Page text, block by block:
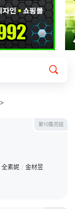
第10集完结
全素妮 / 金材昱